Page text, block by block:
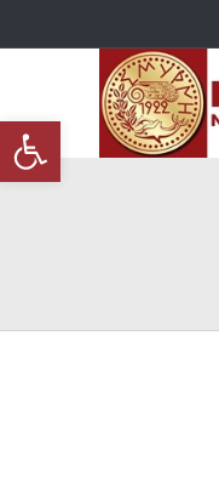
Ανοίξτε τη γραμμή εργαλείων